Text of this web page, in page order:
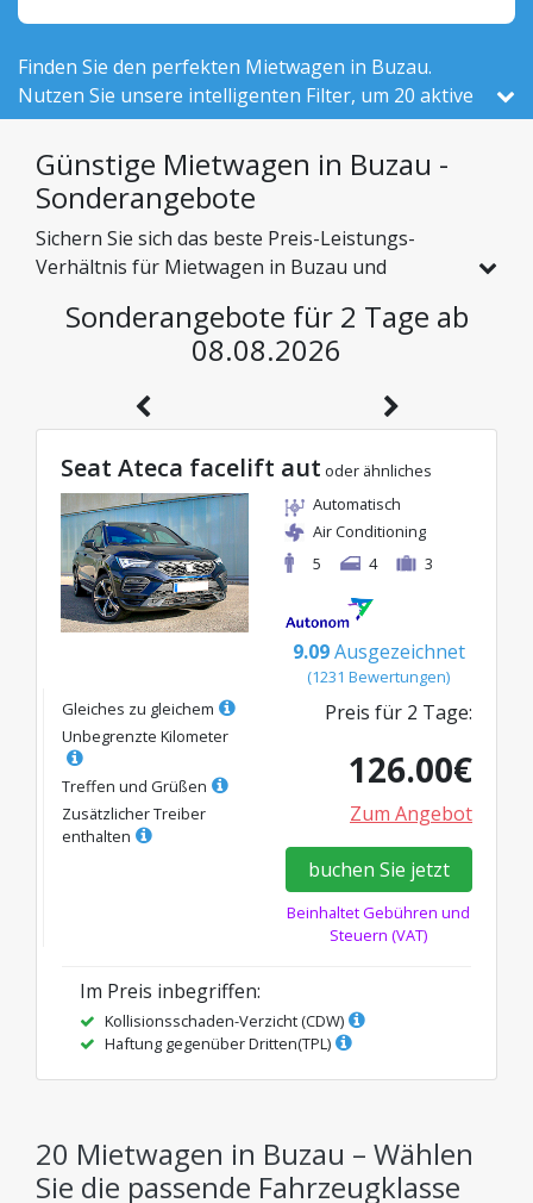
Finden Sie den perfekten Mietwagen in Buzau.
Nutzen Sie unsere intelligenten Filter, um 20 aktive
Fahrzeuge vor Ort – von insgesamt 525 in Rumänien
– von 1 lokalen Anbietern zu vergleichen.
Günstige Mietwagen in Buzau -
Sonderangebote
Sichern Sie sich das beste Preis-Leistungs-
Verhältnis für Mietwagen in Buzau und
Wir haben speziell für Sie Fahrzeuge mit echten
Rabatten ausgewählt, damit Sie eine
Budget genießen können.
Sonderangebote für 2 Tage ab
08.08.2026
Seat Ateca facelift aut oder ähnliches
Automatisch
Air Conditioning
5
4 3
9.09 Ausgezeichnet
(1231 Bewertungen)
Gleiches zu gleichem
Unbegrenzte Kilometer
Treffen und Grüßen
Zusätzlicher Treiber
enthalten
Preis für 2 Tage:
126.00€
Zum Angebot
buchen Sie jetzt
Beinhaltet Gebühren und
Steuern (VAT)
Im Preis inbegriffen:
Kollisionsschaden-Verzicht (CDW)
Haftung gegenüber Dritten(TPL)
20 Mietwagen in Buzau – Wählen
Sie die passende Fahrzeugklasse